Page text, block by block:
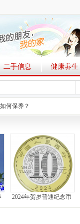
二手信息 健康养生
何保养？
2024年贺岁普通纪念币